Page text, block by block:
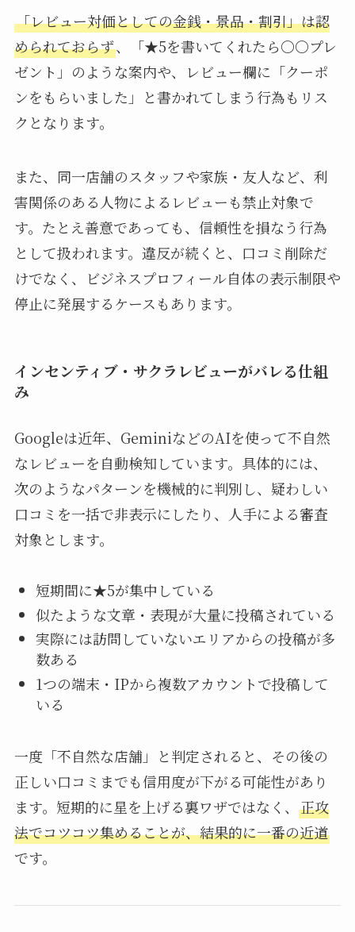
「レビュー対価としての金銭・景品・割引」は認
められておらず、「★5を書いてくれたら〇〇プレ
ゼント」のような案内や、レビュー欄に「クーポ
ンをもらいました」と書かれてしまう行為もリス
クとなります。
また、同一店舗のスタッフや家族・友人など、利
害関係のある人物によるレビューも禁止対象で
す。たとえ善意であっても、信頼性を損なう行為
として扱われます。違反が続くと、口コミ削除だ
けでなく、ビジネスプロフィール自体の表示制限や
停止に発展するケースもあります。
インセンティブ・サクラレビューがバレる仕組
み
Googleは近年、GeminiなどのAIを使って不自然
なレビューを自動検知しています。具体的には、
次のようなパターンを機械的に判別し、疑わしい
口コミを一括で非表示にしたり、人手による審査
対象とします。
短期間に★5が集中している
似たような文章・表現が大量に投稿されている
実際には訪問していないエリアからの投稿が多
数ある
1つの端末・IPから複数アカウントで投稿して
いる
一度「不自然な店舗」と判定されると、その後の
正しい口コミまでも信用度が下がる可能性があり
ます。短期的に星を上げる裏ワザではなく、 正攻
法でコツコツ集めることが、結果的に一番の近道
です。